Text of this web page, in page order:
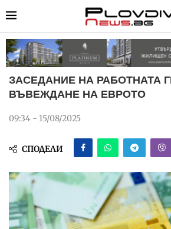
ЗАСЕДАНИЕ НА РАБОТНАТА
ВЪВЕЖДАНЕ НА ЕВРОТО
09:34 - 15/08/2025
СПОДЕЛИ